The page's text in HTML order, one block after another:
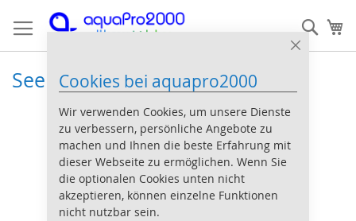
Close
Cookies bei aquapro2000
Wir verwenden Cookies, um unsere Dienste
zu verbessern, persönliche Angebote zu
machen und Ihnen die beste Erfahrung mit
dieser Webseite zu ermöglichen. Wenn Sie
die optionalen Cookies unten nicht
akzeptieren, können einzelne Funktionen
nicht nutzbar sein.
zum
Seenadeln